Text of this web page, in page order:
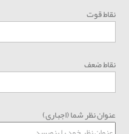
نقاط قوت
نقاط ضعف
عنوان نظر شما (اجباری)